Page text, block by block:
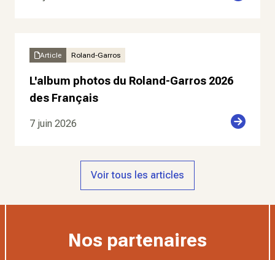
Article Roland-Garros
L'album photos du Roland-Garros 2026
des Français
7 juin 2026
Voir tous les articles
Nos partenaires